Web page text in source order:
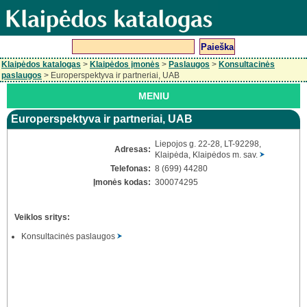
Klaipėdos katalogas > Klaipėdos įmonės > Paslaugos > Konsultacinės
paslaugos > Europerspektyva ir partneriai, UAB
MENIU
Europerspektyva ir partneriai, UAB
Adresas:
Liepojos g. 22-28, LT-92298,
Klaipėda, Klaipėdos m. sav.
Telefonas: 8 (699) 44280
Įmonės kodas: 300074295
Veiklos sritys:
Konsultacinės paslaugos